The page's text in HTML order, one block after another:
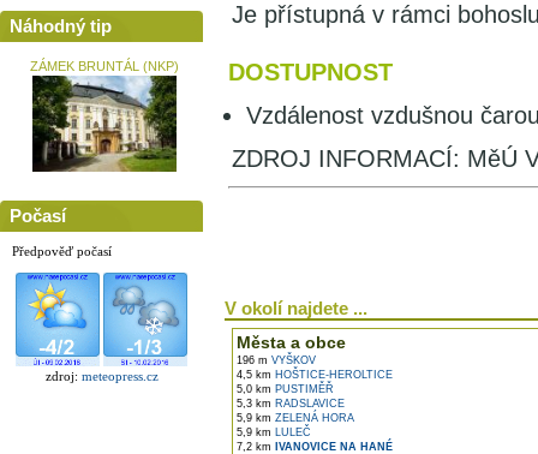
Náhodný tip
ZÁMEK BRUNTÁL (NKP)
Počasí
Předpověď počasí
zdroj: meteopress.cz
Je přístupná v rámci
DOSTUPNOST
Vzdálenost vzdušnou
ZDROJ INFORMACÍ: MěÚ
V okolí najdete ...
Města a obce
196 m VYŠKOV
4,5 km HOŠTICE-HEROLTICE
5,0 km PUSTIMĚŘ
5,3 km RADSLAVICE
5,9 km ZELENÁ HORA
5,9 km LULEČ
7,2 km
IVANOVICE NA HANÉ